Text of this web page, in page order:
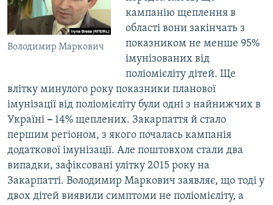
Володимир Маркович
кампанію щеплення в
області вони закінчать з
показником не менше 95%
імунізованих від
поліомієліту дітей. Ще
влітку минулого року показники планової
імунізації від поліомієліту були одні з найнижчих в
Україні – 14% щеплених. Закарпаття й стало
першим регіоном, з якого почалась кампанія
додаткової імунізації. Але поштовхом стали два
випадки, зафіксовані улітку 2015 року на
Закарпатті. Володимир Маркович заявляє, що тоді у
двох дітей виявили симптоми не поліомієліту, а